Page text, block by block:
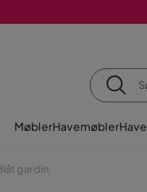
MøblerHavemøblerHave
gardin